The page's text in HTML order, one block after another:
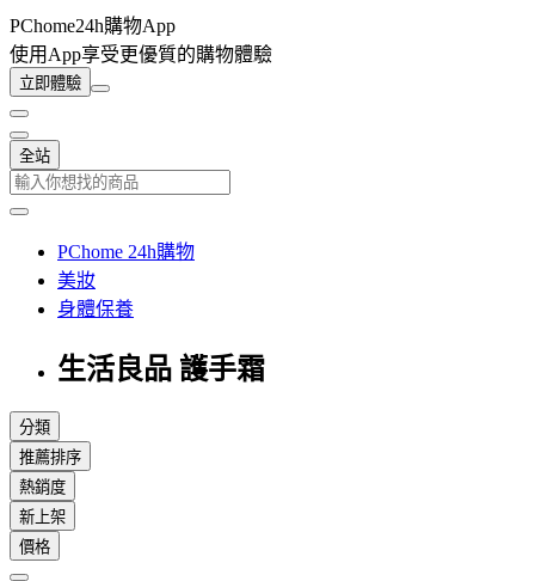
PChome24h購物App
使用App享受更優質的購物體驗
立即體驗
全站
PChome 24h購物
美妝
身體保養
生活良品 護手霜
分類
推薦排序
熱銷度
新上架
價格